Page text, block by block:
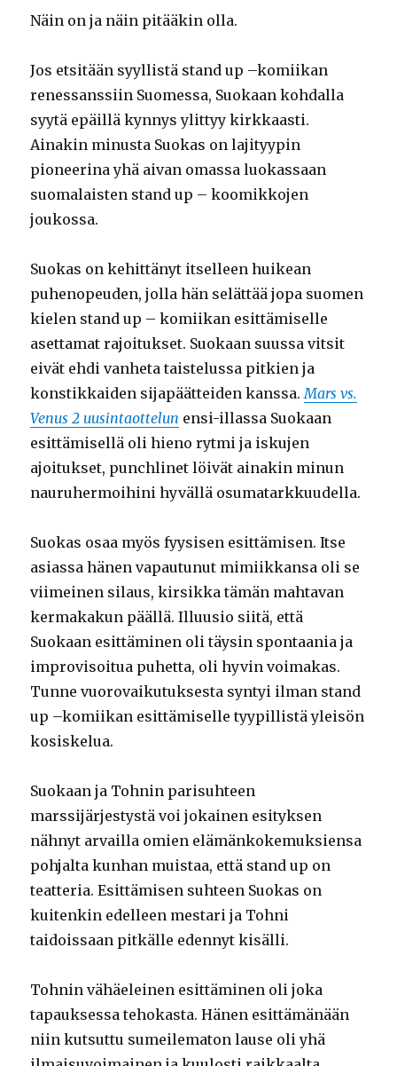
Näin on ja näin pitääkin olla.
Jos etsitään syyllistä stand up –komiikan
renessanssiin Suomessa, Suokaan kohdalla
syytä epäillä kynnys ylittyy kirkkaasti.
Ainakin minusta Suokas on lajityypin
pioneerina yhä aivan omassa luokassaan
suomalaisten stand up – koomikkojen
joukossa.
Suokas on kehittänyt itselleen huikean
puhenopeuden, jolla hän selättää jopa suomen
kielen stand up – komiikan esittämiselle
asettamat rajoitukset. Suokaan suussa vitsit
eivät ehdi vanheta taistelussa pitkien ja
konstikkaiden sijapäätteiden kanssa.Mars vs.
Venus 2 uusintaottelun ensi-illassa Suokaan
esittämisellä oli hieno rytmi ja iskujen
ajoitukset, punchlinet löivät ainakin minun
nauruhermoihini hyvällä osumatarkkuudella.
Suokas osaa myös fyysisen esittämisen. Itse
asiassa hänen vapautunut mimiikkansa oli se
viimeinen silaus, kirsikka tämän mahtavan
kermakakun päällä. Illuusio siitä, että
Suokaan esittäminen oli täysin spontaania ja
improvisoitua puhetta, oli hyvin voimakas.
Tunne vuorovaikutuksesta syntyi ilman stand
up –komiikan esittämiselle tyypillistä yleisön
kosiskelua.
Suokaan ja Tohnin parisuhteen
marssijärjestystä voi jokainen esityksen
nähnyt arvailla omien elämänkokemuksiensa
pohjalta kunhan muistaa, että stand up on
teatteria. Esittämisen suhteen Suokas on
kuitenkin edelleen mestari ja Tohni
taidoissaan pitkälle edennyt kisälli.
Tohnin vähäeleinen esittäminen oli joka
tapauksessa tehokasta. Hänen esittämänään
niin kutsuttu sumeilematon lause oli yhä